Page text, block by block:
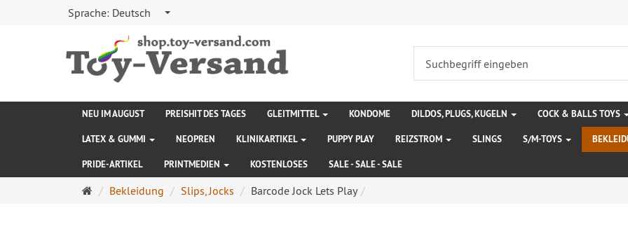
Sprache: Deutsch
NEU IM AUGUST PREISHIT DES TAGES GLEITMITTEL KONDOME DILDOS, PLUGS, KUGELN COCK & BALLS TOYS
LATEX & GUMMI NEOPREN KLINIKARTIKEL PUPPY PLAY REIZSTROM SLINGS S/M-TOYS
PRIDE-ARTIKEL PRINTMEDIEN KOSTENLOSES SALE - SALE - SALE
Startseite
Bekleidung Slips, Jocks Barcode Jock Lets Play